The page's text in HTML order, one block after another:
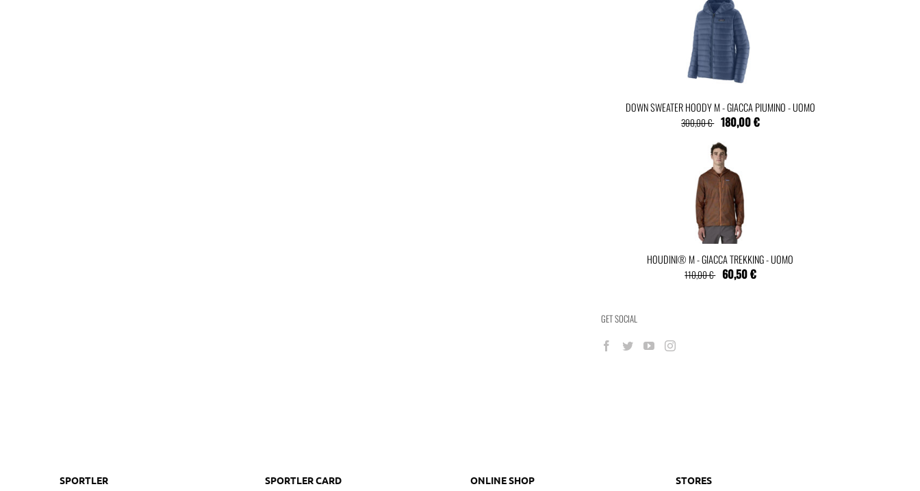
DOWN SWEATER HOODY M - GIACCA PIUMINO - UOMO
300,00 € 180,00 €
HOUDINI® M - GIACCA TREKKING - UOMO
110,00 € 60,50 €
GET SOCIAL
SPORTLER SPORTLER CARD ONLINE SHOP STORES